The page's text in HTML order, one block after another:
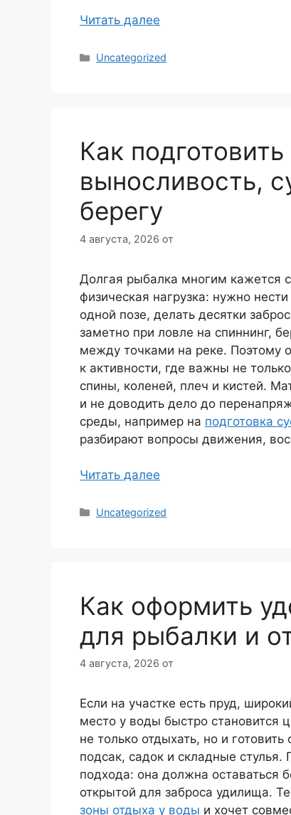
Читать далее
Рубрики
Uncategorized
Как
выносливость,
берегу
4 августа, 2026 от
Долгая рыбалка многим кажется
физическая нагрузка: нужно
одной позе, делать десятки
заметно при ловле на спиннинг,
между точками на реке. Поэтому
к активности, где важны не
спины, коленей, плеч и кистей.
и не доводить дело до
среды, например на подготовка
разбирают вопросы движения,
Читать далее
Рубрики
Uncategorized
Как оформить
для рыбалки и
4 августа, 2026 от
Если на участке есть пруд,
место у воды быстро становится
не только отдыхать, но и
подсак, садок и складные
подхода: она должна оставаться
открытой для заброса удилища.
зоны отдыха у воды и хочет